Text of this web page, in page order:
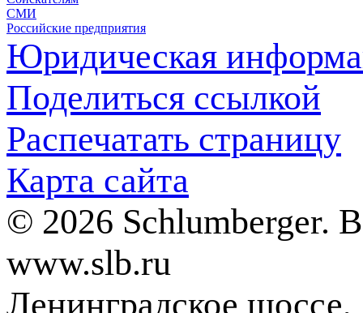
СМИ
Российские предприятия
Юридическая
Поделиться ссылкой
Распечатать страницу
Карта сайта
© 2026 Schlumberger.
www.slb.ru
Ленинградское